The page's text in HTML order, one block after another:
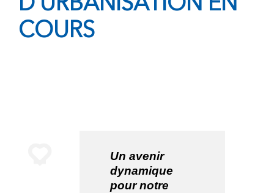
D’URBANISATION EN
COURS
Un avenir
dynamique
pour notre